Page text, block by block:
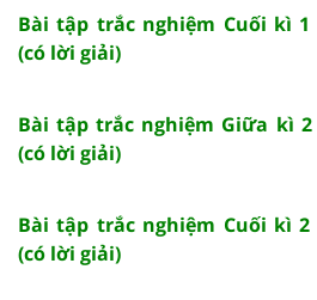
Bài tập trắc nghiệm Cuối kì 1
(có lời giải)
Bài tập trắc nghiệm Giữa kì 2
(có lời giải)
Bài tập trắc nghiệm Cuối kì 2
(có lời giải)